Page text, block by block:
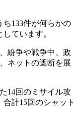
133件が何らかの
ています。
紛争や戦争中、政
ネットの遮断を展
14回のミサイル攻
計15回のシャット